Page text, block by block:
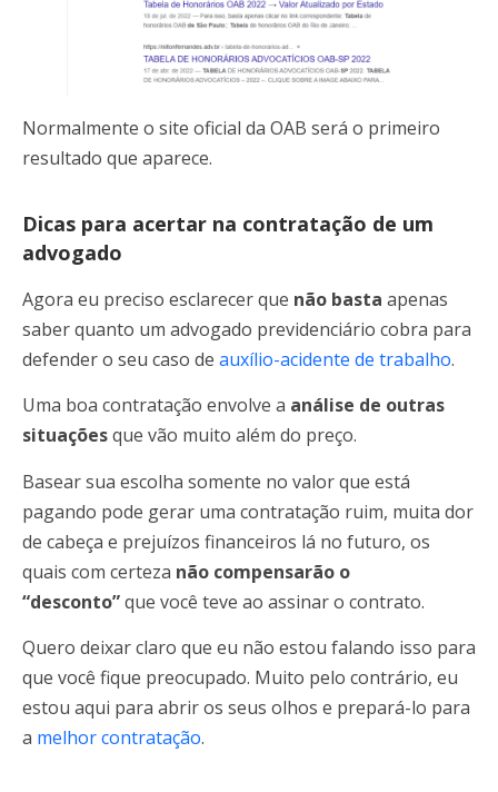
Normalmente o site oficial da OAB será o primeiro
resultado que aparece.
Dicas para acertar na contratação de um
advogado
Agora eu preciso esclarecer que não basta apenas
saber quanto um advogado previdenciário cobra para
defender o seu caso de auxílio-acidente de trabalho.
Uma boa contratação envolve a análise de outras
situaçõesque vão muito além do preço.
Basear sua escolha somente no valor que está
pagando pode gerar uma contratação ruim, muita dor
de cabeça e prejuízos financeiros lá no futuro, os
quais com certeza não compensarão o
“desconto”que você teve ao assinar o contrato.
Quero deixar claro que eu não estou falando isso para
que você fique preocupado. Muito pelo contrário, eu
estou aqui para abrir os seus olhos e prepará-lo para
a melhor contratação.